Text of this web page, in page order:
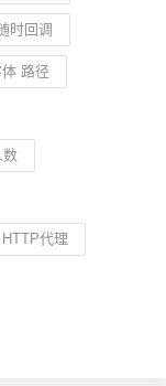
时回调
路径
数
代理